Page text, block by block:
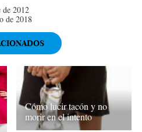
de 2012
de 2018
Cómo lucir tacón y no
morir en el intento